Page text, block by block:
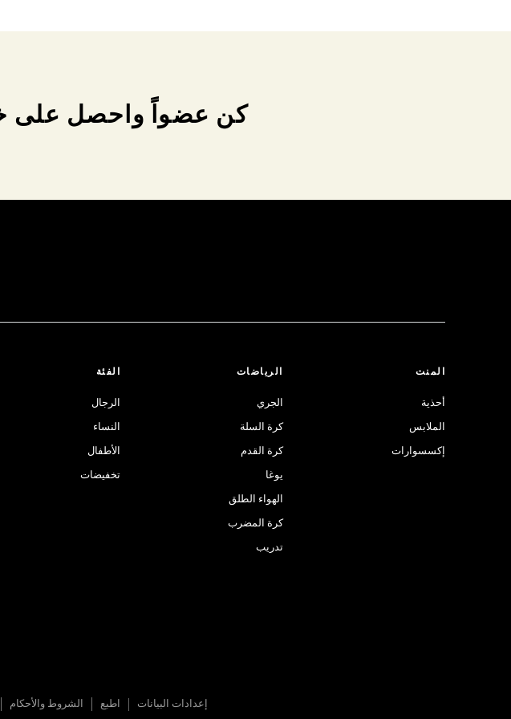
كن عضواً واحصل على
المنت
أحذية
الملابس
إكسسوارات
الرياضات
الجري
كرة السلة
كرة القدم
يوغا
الهواء الطلق
كرة المضرب
تدريب
الفئة
الرجال
النساء
الأطفال
تخفيضات
إعدادات البيانات الشروط والأحكام اطبع